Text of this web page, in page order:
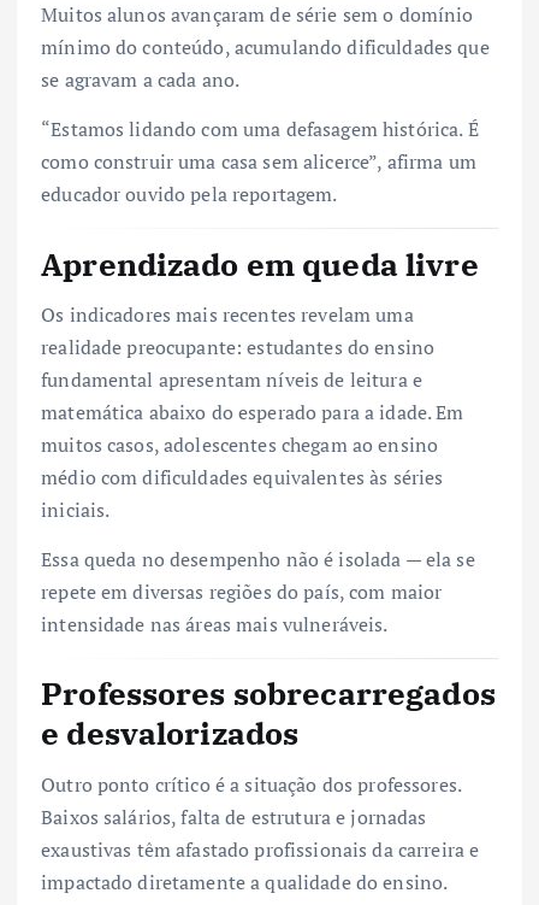
Muitos alunos avançaram de série sem o domínio
mínimo do conteúdo, acumulando dificuldades que
se agravam a cada ano.
“Estamos lidando com uma defasagem histórica. É
como construir uma casa sem alicerce”, afirma um
educador ouvido pela reportagem.
Aprendizado em queda livre
Os indicadores mais recentes revelam uma
realidade preocupante: estudantes do ensino
fundamental apresentam níveis de leitura e
matemática abaixo do esperado para a idade. Em
muitos casos, adolescentes chegam ao ensino
médio com dificuldades equivalentes às séries
iniciais.
Essa queda no desempenho não é isolada — ela se
repete em diversas regiões do país, com maior
intensidade nas áreas mais vulneráveis.
Professores sobrecarregados
e desvalorizados
Outro ponto crítico é a situação dos professores.
Baixos salários, falta de estrutura e jornadas
exaustivas têm afastado profissionais da carreira e
impactado diretamente a qualidade do ensino.